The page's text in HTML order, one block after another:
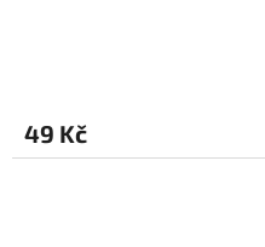
49 Kč